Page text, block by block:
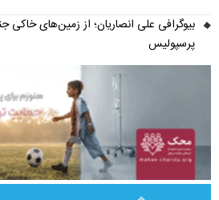
بیوگرافی علی انصاریان؛ از زمین‌های خاکی
پرسپولیس